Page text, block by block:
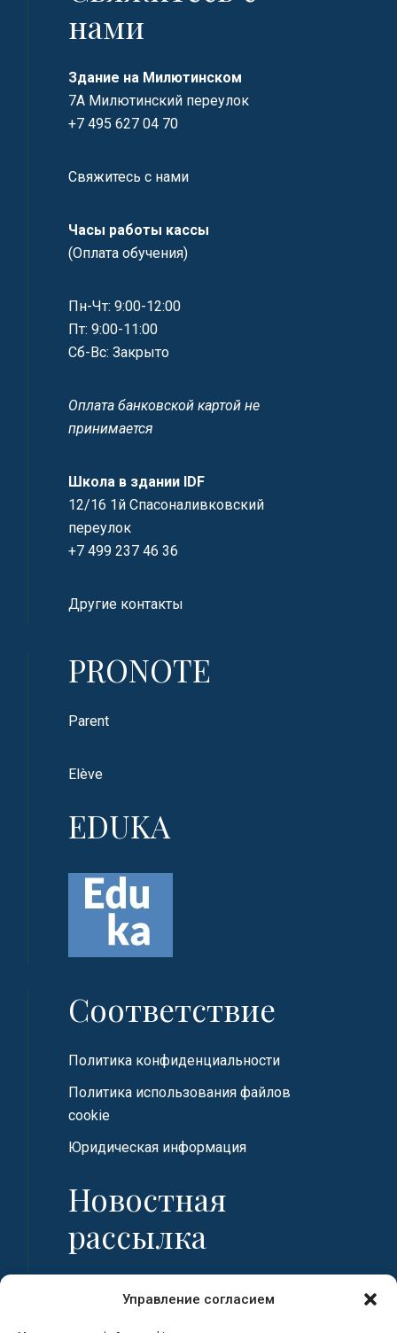
Управление согласием
нами
Здание на Милютинском
7А Милютинский переулок
+7 495 627 04 70
Свяжитесь с нами
Часы работы кассы
(Оплата обучения)
Пн-Чт: 9:00-12:00
Пт: 9:00-11:00
Сб-Вс: Закрыто
Оплата банковской картой не
принимается
Школа в здании IDF
12/16 1й Спасоналивковский
переулок
+7 499 237 46 36
Другие контакты
PRONOTE
Parent
Elève
EDUKA
Соответствие
Политика конфиденциальности
Политика использования файлов
cookie
Юридическая информация
Новостная
рассылка